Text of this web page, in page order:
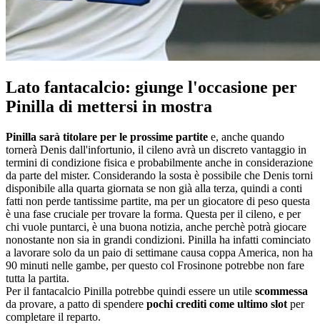
Lato fantacalcio: giunge l'occasione per
Pinilla di mettersi in mostra
Pinilla sarà titolare per le prossime partite e, anche quando
tornerà Denis dall'infortunio, il cileno avrà un discreto vantaggio in
termini di condizione fisica e probabilmente anche in considerazione
da parte del mister. Considerando la sosta è possibile che Denis torni
disponibile alla quarta giornata se non già alla terza, quindi a conti
fatti non perde tantissime partite, ma per un giocatore di peso questa
è una fase cruciale per trovare la forma. Questa per il cileno, e per
chi vuole puntarci, è una buona notizia, anche perchè potrà giocare
nonostante non sia in grandi condizioni. Pinilla ha infatti cominciato
a lavorare solo da un paio di settimane causa coppa America, non ha
90 minuti nelle gambe, per questo col Frosinone potrebbe non fare
tutta la partita.
Per il fantacalcio Pinilla potrebbe quindi essere un utile scommessa
da provare, a patto di spendere pochi crediti come ultimo slot per
completare il reparto.